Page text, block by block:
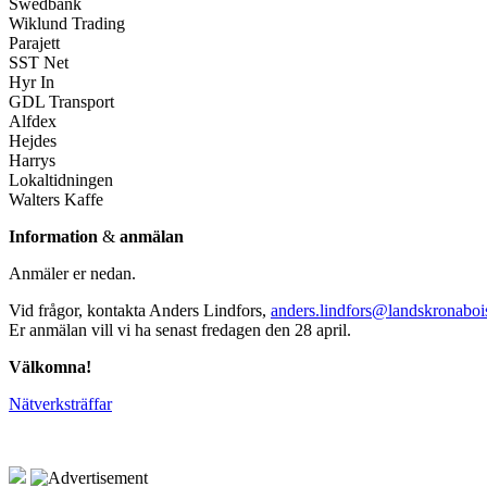
Wiklund Trading
Parajett
SST Net
Hyr In
GDL Transport
Alfdex
Hejdes
Harrys
Lokaltidningen
Walters Kaffe
Information & anmälan
Anmäler er nedan.
Vid frågor, kontakta Anders Lindfors,
Er anmälan vill vi ha senast fredagen den 28 april.
Välkomna!
Nätverksträffar